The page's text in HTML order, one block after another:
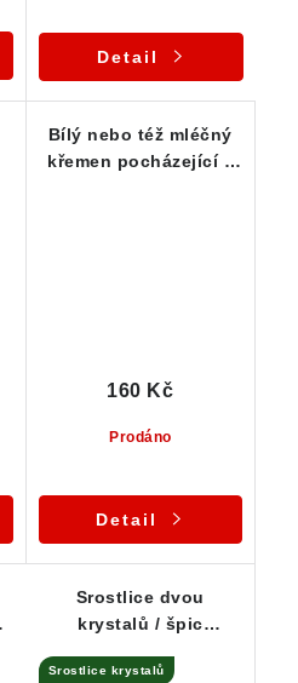
Detail
Bílý nebo též mléčný
křemen pocházející z
Prodáno
160 Kč
Detail
Srostlice dvou
krystalů / špic
Srostlice krystalů